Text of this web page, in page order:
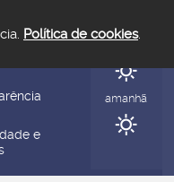
Política de cookies.
e
hoje
amanhã